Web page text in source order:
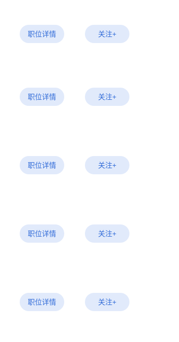
职位详情 关注+
职位详情 关注+
职位详情 关注+
职位详情 关注+
职位详情 关注+